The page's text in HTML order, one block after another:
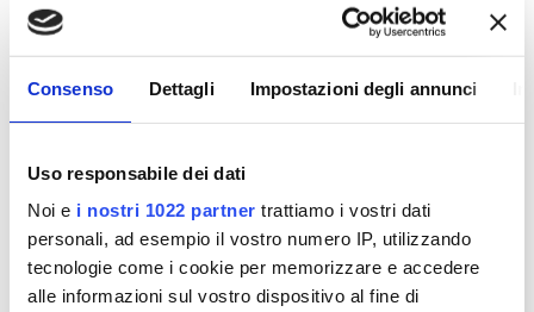
Consenso Dettagli Impostazioni degli annunci
Uso responsabile dei dati
Noi e i nostri 1022 partner trattiamo i vostri dati
personali, ad esempio il vostro numero IP, utilizzando
tecnologie come i cookie per memorizzare e accedere
alle informazioni sul vostro dispositivo al fine di